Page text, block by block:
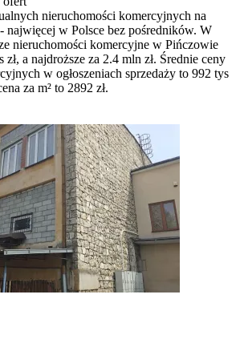
nieruchomości komercyjnych na
najwięcej w Polsce bez pośredników. W
nieruchomości komercyjne w Pińczowie
a najdroższe za 2.4 mln zł. Średnie ceny
w ogłoszeniach sprzedaży to 992 tys
za m² to 2892 zł.